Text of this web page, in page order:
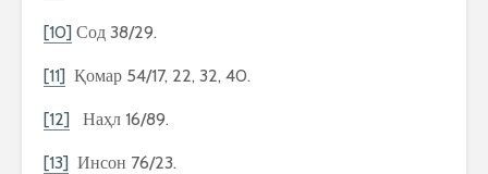
[10] Сод 38/29.
[11] Қомар 54/17, 22, 32, 40.
[12] Наҳл 16/89.
[13] Инсон 76/23.